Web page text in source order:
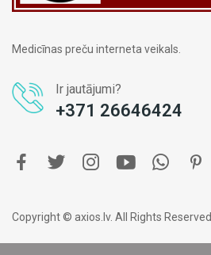
Medicīnas preču interneta veikals.
Ir jautājumi?
+371 26646424
Copyright © axios.lv. All Rights Reserved.